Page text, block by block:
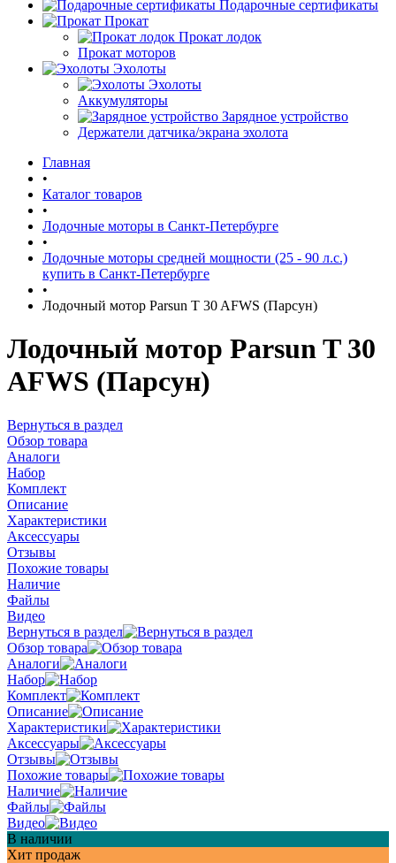
Подарочные сертификаты
Прокат
Прокат лодок
Прокат моторов
Эхолоты
Эхолоты
Аккумуляторы
Зарядное устройство
Держатели датчика/экрана эхолота
Главная
•
Каталог товаров
•
Лодочные моторы в Санкт-Петербурге
•
Лодочные моторы средней мощности (25 - 90 л.с.)
купить в Санкт-Петербурге
•
Лодочный мотор Parsun T 30 AFWS (Парсун)
Лодочный мотор Parsun T 30
AFWS (Парсун)
Вернуться в раздел
Обзор товара
Аналоги
Набор
Комплект
Описание
Характеристики
Аксессуары
Отзывы
Похожие товары
Наличие
Файлы
Видео
Вернуться в раздел
Обзор товара
Аналоги
Набор
Комплект
Описание
Характеристики
Аксессуары
Отзывы
Похожие товары
Наличие
Файлы
Видео
В наличии
Хит продаж